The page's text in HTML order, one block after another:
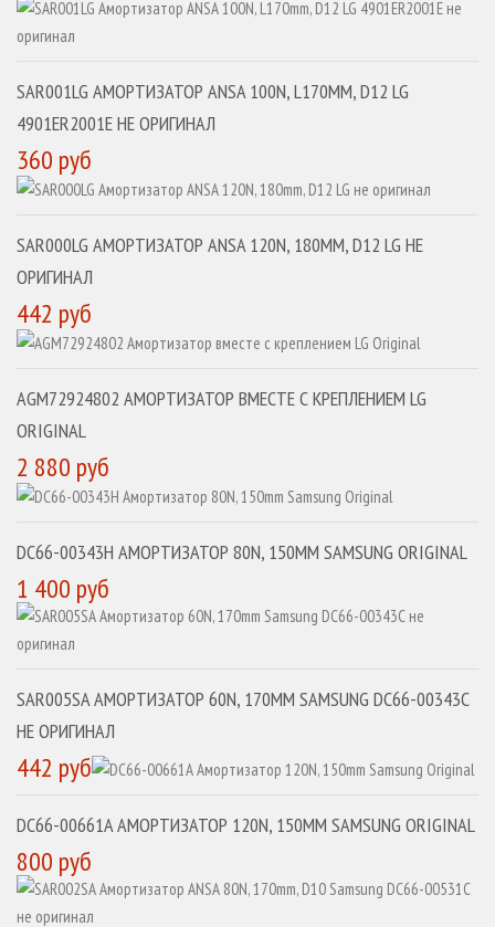
SAR001LG АМОРТИЗАТОР ANSA 100N, L170MM, D12 LG
4901ER2001E НЕ ОРИГИНАЛ
360 руб
SAR000LG АМОРТИЗАТОР ANSA 120N, 180MM, D12 LG НЕ
ОРИГИНАЛ
442 руб
AGM72924802 АМОРТИЗАТОР ВМЕСТЕ С КРЕПЛЕНИЕМ LG
ORIGINAL
2 880 руб
DC66-00343H АМОРТИЗАТОР 80N, 150MM SAMSUNG ORIGINAL
1 400 руб
SAR005SA АМОРТИЗАТОР 60N, 170MM SAMSUNG DC66-00343C
НЕ ОРИГИНАЛ
442 руб
DC66-00661A АМОРТИЗАТОР 120N, 150MM SAMSUNG ORIGINAL
800 руб